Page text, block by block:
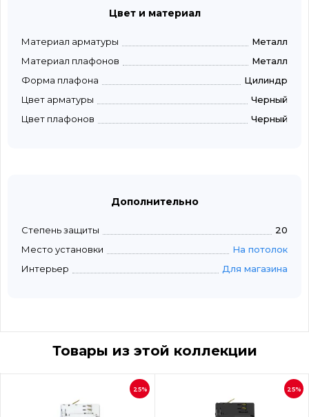
Цвет и материал
Материал арматуры
Металл
Материал плафонов
Металл
Форма плафона
Цилиндр
Цвет арматуры
Черный
Цвет плафонов
Черный
Дополнительно
Степень защиты
20
Место установки
На потолок
Интерьер
Для магазина
Товары из этой коллекции
25% 25%